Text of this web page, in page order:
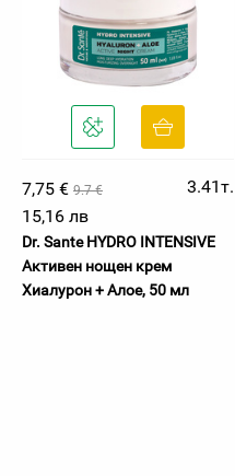
7,75 € 9.7 €
3.41т.
15,16 лв
Dr. Sante HYDRO INTENSIVE
Активен нощен крем
Хиалурон + Алое, 50 мл